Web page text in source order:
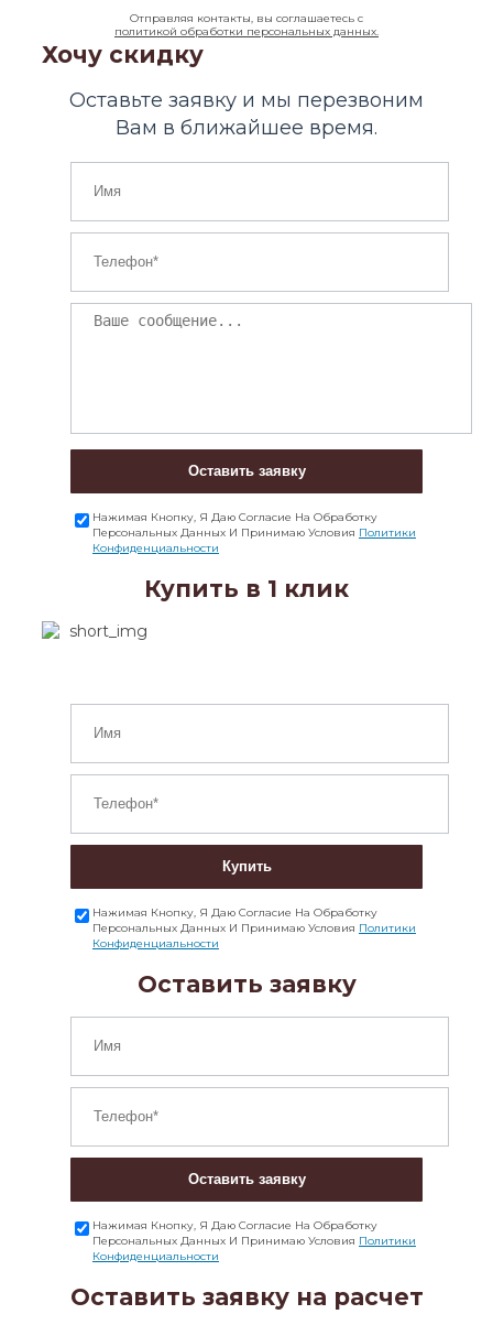
Отправляя контакты, вы соглашаетесь с
политикой обработки персональных данных.
Хочу скидку
Оставьте заявку и мы перезвоним
Вам в ближайшее время.
Оставить заявку
Нажимая Кнопку, Я Даю Согласие На Обработку
Персональных Данных И Принимаю Условия Политики
Конфиденциальности
Купить в 1 клик
Купить
Нажимая Кнопку, Я Даю Согласие На Обработку
Персональных Данных И Принимаю Условия Политики
Конфиденциальности
Оставить заявку
Оставить заявку
Нажимая Кнопку, Я Даю Согласие На Обработку
Персональных Данных И Принимаю Условия Политики
Конфиденциальности
Оставить заявку на расчет